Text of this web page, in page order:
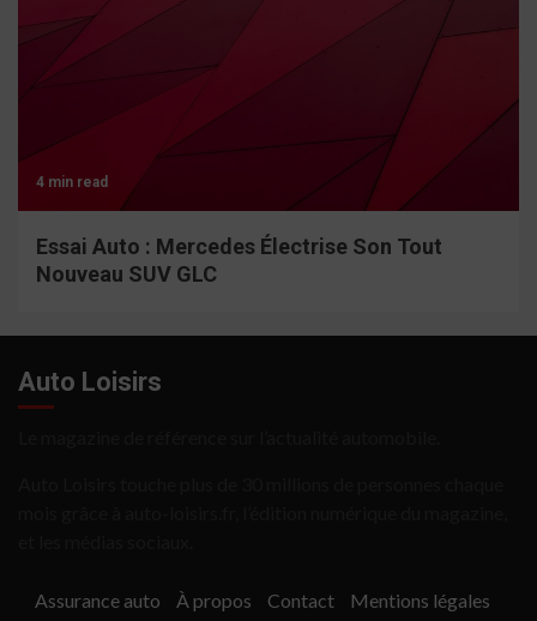
4 min read
Essai Auto : Mercedes Électrise Son Tout
Nouveau SUV GLC
Auto Loisirs
Assurance auto À propos Contact Mentions légales